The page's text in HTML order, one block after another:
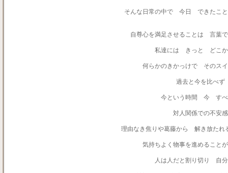
そんな日常の中で 今日 できたこ
自尊心を満足させることは 言葉
私達には きっと どこか
何らかのきかっけで そのス
過去と今を比べ
今という時間 今 す
対人関係での不安
理由なき焦りや葛藤から 解き放たれ
気持ちよく物事を進めること
人は人だと割り切り 自